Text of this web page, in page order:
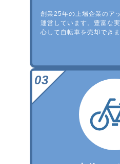
創業25年の上場企業のア
運営しています。豊富な
心して自転車を売却できま